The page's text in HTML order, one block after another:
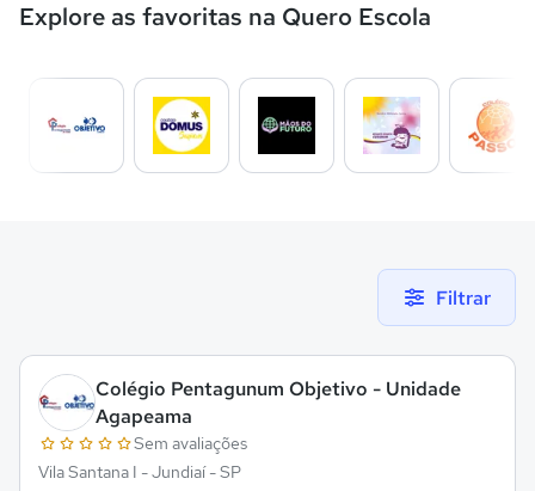
Explore as favoritas na Quero Escola
Filtrar
Colégio Pentagunum Objetivo - Unidade
Agapeama
Sem avaliações
Vila Santana I - Jundiaí - SP